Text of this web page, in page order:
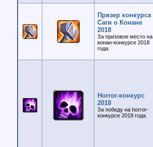
Призер конкурса
Саги о Конане
2018
За призовое место на
конан-конкурсе 2018
года.
Horror-конкурс
2018
За победу на horror-
конкурсе 2018 года.